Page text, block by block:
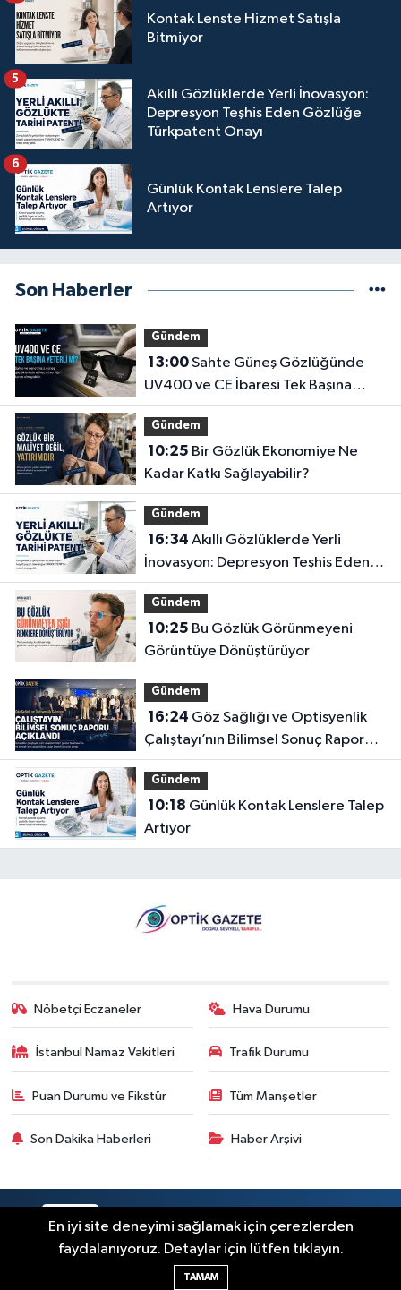
Kontak Lenste Hizmet Satışla
Bitmiyor
Akıllı Gözlüklerde Yerli İnovasyon:
Depresyon Teşhis Eden Gözlüğe
Türkpatent Onayı
5
Günlük Kontak Lenslere Talep
Artıyor
6
Son Haberler
Gündem
13:00Sahte Güneş Gözlüğünde
UV400 ve CE İbaresi Tek Başına
Yeterli mi?
Gündem
10:25
Kadar Katkı Sağlayabilir?
Gündem
16:34
İnovasyon: Depresyon Teşhis Eden
Gözlüğe Türkpatent Onayı
Gündem
10:25
Görüntüye Dönüştürüyor
Gündem
16:24
Çalıştayı’nın Bilimsel Sonuç Raporu
Açıklandı
Gündem
10:18
Artıyor
Nöbetçi Eczaneler Hava Durumu
İstanbul Namaz Vakitleri Trafik Durumu
Puan Durumu ve Fikstür Tüm Manşetler
Son Dakika Haberleri Haber Arşivi
Haber Yazılımı:
En iyi site deneyimi sağlamak için çerezlerden
faydalanıyoruz. Detaylar için lütfen tıklayın.
TAMAM